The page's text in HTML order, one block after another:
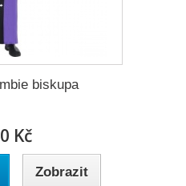
biskupa
Kč
Zobrazit